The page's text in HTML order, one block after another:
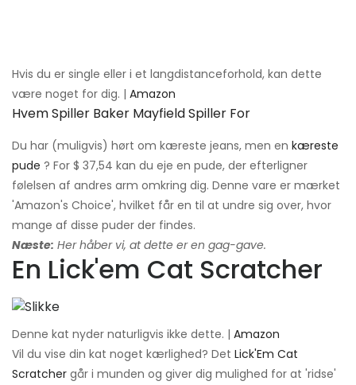
Hvis du er single eller i et langdistanceforhold, kan dette
være noget for dig. | Amazon
Hvem Spiller Baker Mayfield Spiller For
Du har (muligvis) hørt om kæreste jeans, men en kæreste
pude ? For $ 37,54 kan du eje en pude, der efterligner
følelsen af ​​andres arm omkring dig. Denne vare er mærket
'Amazon's Choice', hvilket får en til at undre sig over, hvor
mange af disse puder der findes.
Næste: Her håber vi, at dette er en gag-gave.
En Lick'em Cat Scratcher
Denne kat nyder naturligvis ikke dette. | Amazon
Vil du vise din kat noget kærlighed? Det Lick'Em Cat
Scratcher går i munden og giver dig mulighed for at 'ridse'